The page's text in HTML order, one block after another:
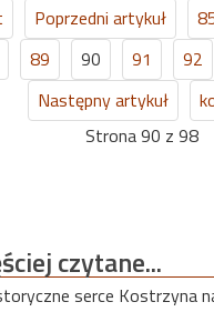
Poprzedni artykuł
89 90 91 92
Następny artykuł
Strona 90 z 98
czytane...
serce Kostrzyna